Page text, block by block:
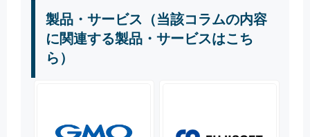
製品・サービス（当該コラムの内容
に関連する製品・サービスはこち
ら）